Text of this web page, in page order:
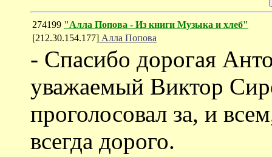
274199 "Алла Попова - Из книги Музыка и хлеб"
[212.30.154.177] Алла Попова
- Спасибо дорогая
уважаемый Виктор
проголосовал за, и
всегда дорого.